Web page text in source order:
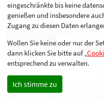
eingeschränkte bis keine
genießen und insbesondere
Zugang zu diesen Daten
Wollen Sie keine oder nur der
dann klicken Sie bitte auf „
entsprechend zu verwalten.
Ich stimme zu